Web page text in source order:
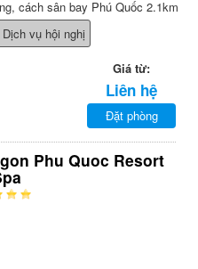
cách sân bay Phú Quốc 2.1km
Dịch vụ hội nghị
Giá từ:
Liên hệ
Đặt phòng
Phu Quoc Resort